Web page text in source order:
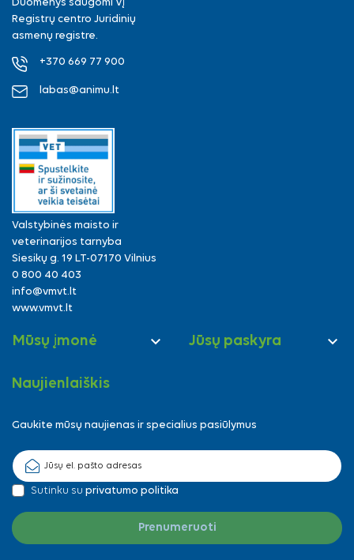
Duomenys saugomi VĮ
Registrų centro Juridinių
asmenų registre.
+370 669 77 900
labas@animu.lt
Valstybinės maisto ir
veterinarijos tarnyba
Siesikų g. 19 LT-07170 Vilnius
0 800 40 403
info@vmvt.lt
www.vmvt.lt
Mūsų įmonė  Jūsų paskyra 
Naujienlaiškis
Gaukite mūsų naujienas ir specialius pasiūlymus
Sutinku su privatumo politika